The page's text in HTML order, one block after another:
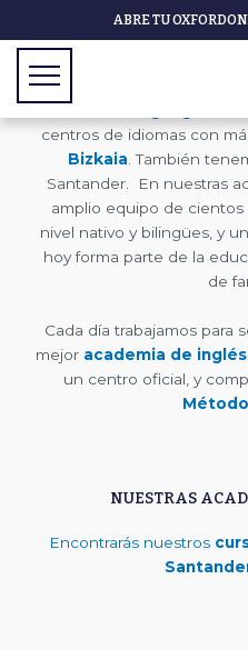
ABRE TU OXFORD
TRABAJAMOS PARA
Oxford Language
centros de idiomas con
Bizkaia . También
Santander. En nuestras
amplio equipo de
nivel nativo y bilingües, y
hoy forma parte de la
de
Cada día trabajamos para
mejor academia de inglés
un centro oficial, y
NUESTRAS
Encontrarás nuestros